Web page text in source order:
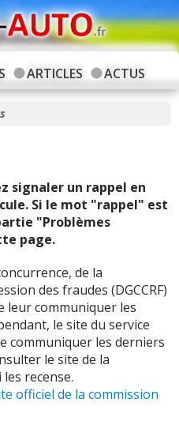
ARTICLES ACTUS
signaler un rappel en
Si le mot "rappel" est
"Problèmes
page.
de la
des fraudes (DGCCRF)
leur communiquer les
le site du service
communiquer les derniers
le site de la
recense.
officiel de la commission